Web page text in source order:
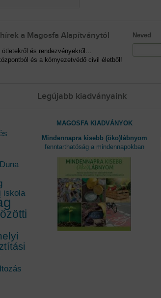
a Magosfa Alapítványtól
és rendezvényekről…
és a környezetvédő civil életből!
Neved
Duna
iskola
Legújabb kiadványaink
MAGOSFA KIADVÁNYOK
Mindennapra kisebb (öko)lábnyom
fenntarthatóság a mindennapokban